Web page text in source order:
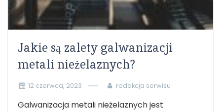
Jakie są zalety galwanizacji
metali nieżelaznych?
12 czerwca, 2023 redakcja serwisu
Galwanizacja metali nieżelaznych jest